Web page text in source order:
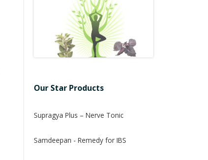
Our Star Products
Supragya Plus – Nerve Tonic
Samdeepan - Remedy for IBS